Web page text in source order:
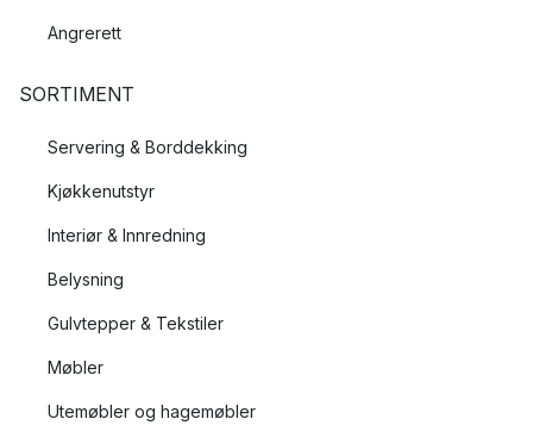
Angrerett
SORTIMENT
Servering & Borddekking
Kjøkkenutstyr
Interiør & Innredning
Belysning
Gulvtepper & Tekstiler
Møbler
Utemøbler og hagemøbler